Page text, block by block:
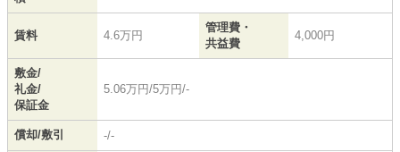
賃料 4.6万円
管理費・
共益費
4,000円
敷金/
礼金/
保証金
5.06万円/5万円/-
償却/敷引 -/-